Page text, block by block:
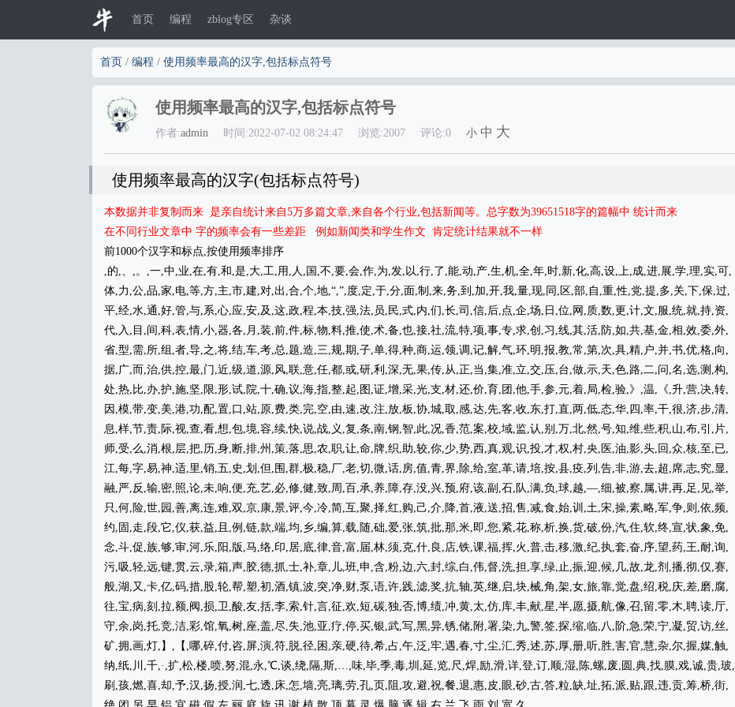
首页 编程 zblog专区 杂谈
首页 / 编程 / 使用频率最高的汉字,包括标点符号
使用频率最高的汉字,包括标点符号
作者:admin 时间:2022-07-02 08:24:47 浏览:2007 评论:0 小 中 大
使用频率最高的汉字(包括标点符号)
本数据并非复制而来 是亲自统计来自5万多篇文章,来自各个行业,包括新闻等。总字数为39651518字的篇幅中 统计而来
在不同行业文章中 字的频率会有一些差距 例如新闻类和学生作文 肯定统计结果就不一样
前1000个汉字和标点,按使用频率排序
,的,、,。,一,中,业,在,有,和,是,大,工,用,人,国,不,要,会,作,为,发,以,行,了,能,动,产,生,机,全,年,时,新,化,高,设,上,成,进,展,学,理,实,可,
体,力,公,品,家,电,等,方,主,市,建,对,出,合,个,地,“,”,度,定,于,分,面,制,来,务,到,加,开,我,量,现,同,区,部,自,重,性,党,提,多,关,下,保,过,
平,经,水,通,好,管,与,系,心,应,安,及,这,政,程,本,技,强,法,员,民,式,内,们,长,司,信,后,点,企,场,日,位,网,质,数,更,计,文,服,统,就,持,资,
代,入,目,间,科,表,情,小,器,各,月,装,前,件,标,物,料,推,使,术,备,也,接,社,流,特,项,事,专,求,创,习,线,其,活,防,如,共,基,金,相,效,委,外,
省,型,需,所,组,者,导,之,将,结,车,考,总,题,造,三,规,期,子,单,得,种,商,运,领,调,记,解,气,环,明,报,教,常,第,次,具,精,户,并,书,优,格,向,
据,广,而,治,供,控,最,门,近,级,道,源,风,联,意,任,都,或,研,利,深,无,果,传,从,正,当,集,准,立,交,压,台,做,示,天,色,路,二,问,名,选,测,构,
处,热,比,办,护,施,坚,限,形,试,院,十,确,议,海,指,整,起,图,证,增,采,光,支,材,还,价,育,团,他,手,参,元,着,局,检,验,》,温,《,升,营,决,转,
因,模,带,变,美,港,功,配,置,口,站,原,费,类,完,空,由,速,改,注,放,板,协,城,取,感,达,先,客,收,东,打,直,两,低,态,华,四,率,干,很,济,步,清,
息,样,节,责,际,视,查,看,想,包,境,容,续,快,说,战,义,复,条,南,钢,智,此,况,香,范,案,校,域,监,认,别,万,北,然,号,知,维,些,积,山,布,引,片,
师,受,么,消,根,层,把,历,身,断,排,州,策,落,思,农,职,让,命,牌,织,助,较,你,少,势,西,真,观,识,投,才,权,村,央,医,油,影,头,回,众,核,至,已,
江,每,字,易,神,适,里,销,五,史,划,但,围,群,极,稳,厂,老,切,微,话,房,值,青,界,除,给,室,革,请,培,按,县,疫,列,告,非,游,去,超,席,志,究,显,
融,严,反,输,密,照,论,未,响,便,充,艺,必,修,健,致,周,百,承,养,障,存,没,兴,预,府,该,副,石,队,满,负,球,越,—,细,被,察,属,讲,再,足,见,举,
只,何,险,世,园,善,离,连,难,双,京,康,景,评,今,冷,简,互,聚,择,红,购,己,介,降,首,液,送,招,售,减,食,始,训,土,宋,操,素,略,军,争,则,依,频,
约,固,走,段,它,仪,获,益,且,例,链,款,端,均,乡,编,算,载,随,础,爱,张,筑,批,那,米,即,您,紧,花,称,析,换,货,破,份,汽,住,软,终,宣,状,象,免,
念,斗,促,族,够,审,河,乐,阳,版,马,络,印,居,底,律,音,富,届,林,须,克,什,良,店,铁,课,福,挥,火,普,击,移,激,纪,执,套,奋,序,望,药,王,耐,询,
污,吸,轻,远,键,贯,云,录,箱,声,胶,德,抓,士,补,章,儿,班,申,含,粉,边,六,封,综,白,伟,督,洗,担,享,绿,止,振,迎,候,几,故,龙,剂,播,彻,仅,赛,
般,湖,又,卡,亿,码,措,股,轮,帮,塑,初,酒,镇,波,突,净,财,泵,语,许,践,滤,奖,抗,轴,英,继,启,块,械,角,架,女,旅,靠,觉,盘,绍,税,庆,差,磨,腐,
往,宝,病,刻,拉,额,阀,损,卫,酸,友,括,李,索,针,言,征,欢,短,碳,独,否,博,绩,冲,黄,太,仿,库,丰,献,星,半,愿,摄,航,像,召,留,零,木,聘,读,厅,
守,余,岗,托,竞,洁,彩,馆,氧,树,座,盖,尽,失,池,亚,疗,停,买,银,武,写,黑,异,锈,储,附,署,染,九,警,签,探,缩,临,八,阶,急,荣,宁,凝,贸,访,丝,
矿,拥,画,灯,】,【,哪,碎,付,咨,屏,演,符,脱,径,困,亲,硬,待,希,占,午,泛,牢,遇,春,寸,尘,汇,秀,述,苏,厚,册,听,胜,害,官,慧,杂,尔,握,媒,触,
纳,纸,川,千,·,扩,松,楼,喷,努,混,永,℃,谈,绕,隔,斯,…,味,毕,季,毒,圳,延,览,尺,焊,励,滑,详,登,订,顺,湿,陈,螺,废,圆,典,找,膜,戏,诚,贵,玻,
刷,孩,燃,喜,却,予,汉,扬,授,润,七,透,床,怎,墙,亮,璃,劳,孔,页,阻,攻,避,祝,餐,退,惠,皮,眼,砂,古,答,粒,缺,址,拓,派,贴,跟,违,贡,筹,桥,街,